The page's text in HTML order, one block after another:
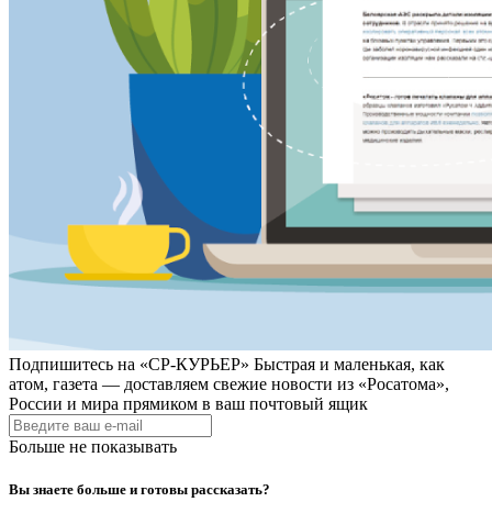
Подпишитесь на «СР-КУРЬЕР» Быстрая и маленькая, как
атом, газета — доставляем свежие новости из «Росатома»,
России и мира прямиком в ваш почтовый ящик
Больше не показывать
Вы знаете больше и готовы рассказать?